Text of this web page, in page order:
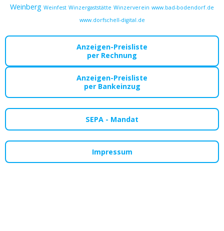
Weinberg Weinfest Winzergaststätte Winzerverein www.bad-bodendorf.de
www.dorfschell-digital.de
Anzeigen-Preisliste
per Rechnung
Anzeigen-Preisliste
per Bankeinzug
SEPA - Mandat
Impressum